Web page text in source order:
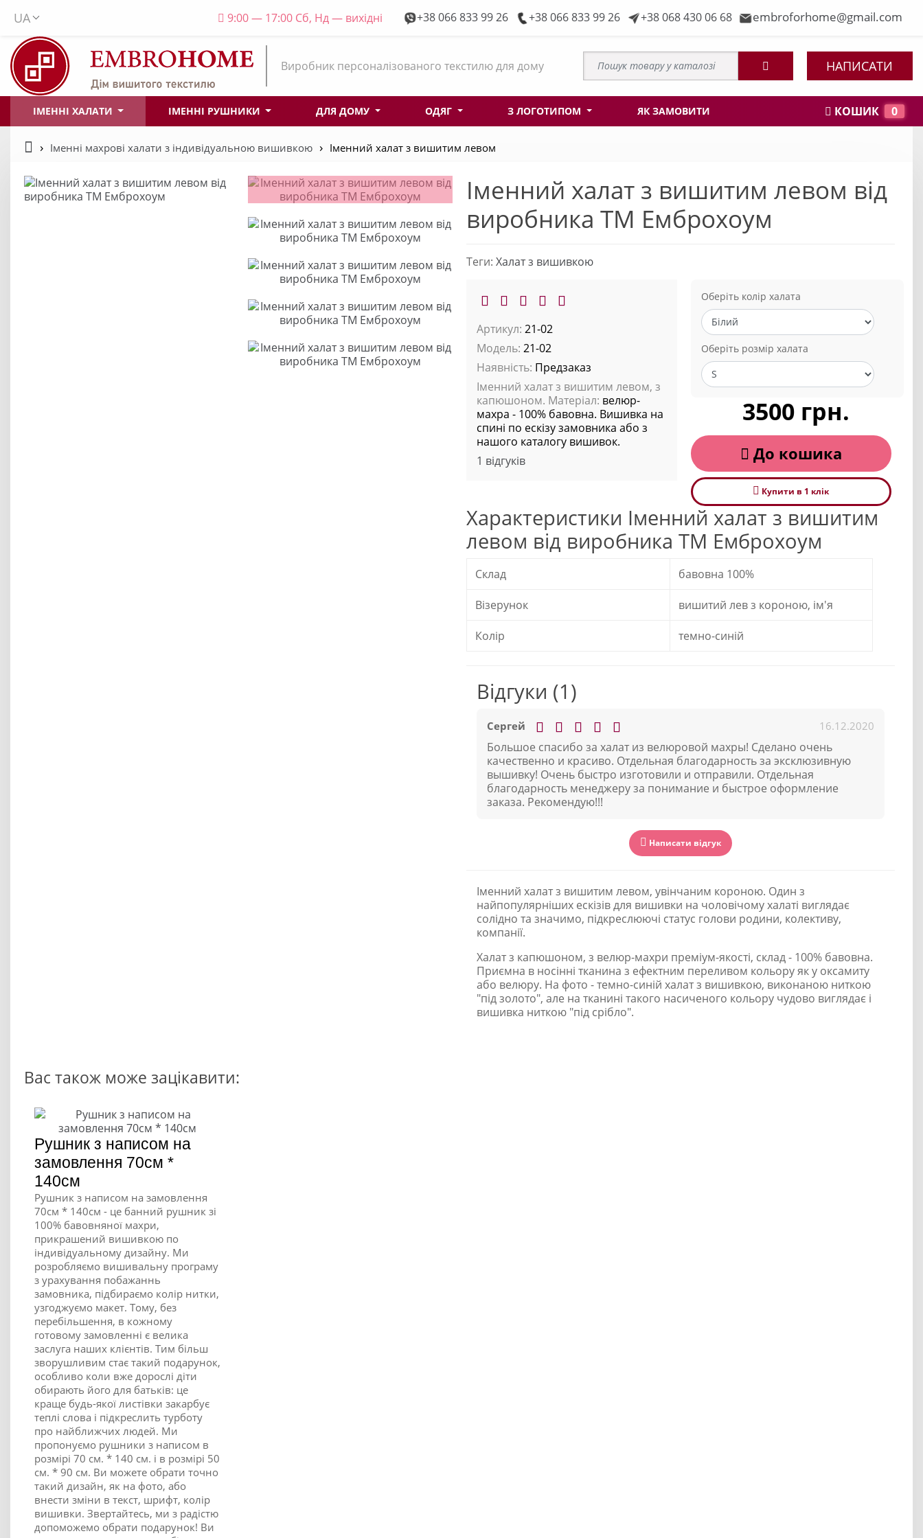
UA 9:00 — 17:00 Сб, Нд — вихідні +38 066 833 99 26 +38 066 833 99 26 +38 068 430 06 68 embroforhome@gmail.com
Виробник персоналізованого текстилю для дому НАПИСАТИ
ІМЕННІ ХАЛАТИ ІМЕННІ РУШНИКИ ДЛЯ ДОМУ ОДЯГ З ЛОГОТИПОМ ЯК ЗАМОВИТИ КОШИК 0
Іменні махрові халати з індивідуальною вишивкою Іменний халат з вишитим левом
Іменний халат з вишитим левом від
виробника ТМ Емброхоум
Теги: Халат з вишивкою
Артикул: 21-02
Модель: 21-02
Наявність: Предзаказ
Іменний халат з вишитим левом, з
капюшоном. Матеріал: велюр-
махра - 100% бавовна. Вишивка на
спині по ескізу замовника або з
нашого каталогу вишивок.
1 відгуків
Оберіть колір халата
Оберіть розмір халата
3500 грн.
До кошика
Купити в 1 клiк
Характеристики Іменний халат з вишитим
левом від виробника ТМ Емброхоум
Склад бавовна 100%
Візерунок вишитий лев з короною, ім'я
Колір темно-синій
Відгуки (1)
Сергей 16.12.2020
Большое спасибо за халат из велюровой махры! Сделано очень
качественно и красиво. Отдельная благодарность за эксклюзивную
вышивку! Очень быстро изготовили и отправили. Отдельная
благодарность менеджеру за понимание и быстрое оформление
заказа. Рекомендую!!!
Написати відгук
Іменний халат з вишитим левом, увінчаним короною. Один з
найпопулярніших ескізів для вишивки на чоловічому халаті виглядає
солідно та значимо, підкреслюючі статус голови родини, колективу,
компанії.
Халат з капюшоном, з велюр-махри преміум-якості, склад - 100% бавовна.
Приємна в носінні тканина з ефектним переливом кольору як у оксамиту
або велюру. На фото - темно-синій халат з вишивкою, виконаною ниткою
"під золото", але на тканині такого насиченого кольору чудово виглядає і
вишивка ниткою "під срібло".
Вас також може зацікавити:
Рушник з написом на
замовлення 70см *
140см
Рушник з написом на замовлення
70см * 140см - це банний рушник зі
100% бавовняної махри,
прикрашений вишивкою по
індивідуальному дизайну. Ми
розробляємо вишивальну програму
з урахування побажаннь
замовника, підбираємо колір нитки,
узгоджуємо макет. Тому, без
перебільшення, в кожному
готовому замовленні є велика
заслуга наших клієнтів. Тим більш
зворушливим стає такий подарунок,
особливо коли вже дорослі діти
обирають його для батьків: це
краще будь-якої листівки закарбує
теплі слова і підкреслить турботу
про найближчих людей. Ми
пропонуємо рушники з написом в
розмірі 70 см. * 140 см. і в розмірі 50
см. * 90 см. Ви можете обрати точно
такий дизайн, як на фото, або
внести зміни в текст, шрифт, колір
вишивки. Звертайтесь, ми з радістю
допоможемо обрати подарунок! Ви